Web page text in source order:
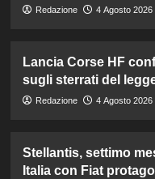
Redazione 4 Agosto 2026
Lancia Corse HF
sugli sterrati del
Redazione 4 Agosto 2026
Stellantis, settimo
Italia con Fiat